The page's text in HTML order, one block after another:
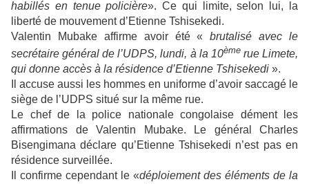
habillés en tenue policière». Ce qui limite, selon lui, la
liberté de mouvement d’Etienne Tshisekedi.
Valentin Mubake affirme avoir été «brutalisé avec le
secrétaire général de l’UDPS, lundi, à la 10èmerue Limete,
qui donne accès à la résidence d’Etienne Tshisekedi ».
Il accuse aussi les hommes en uniforme d’avoir saccagé le
siège de l’UDPS situé sur la même rue.
Le chef de la police nationale congolaise dément les
affirmations de Valentin Mubake. Le général Charles
Bisengimana déclare qu’Etienne Tshisekedi n’est pas en
résidence surveillée.
Il confirme cependant le «déploiement des éléments de la